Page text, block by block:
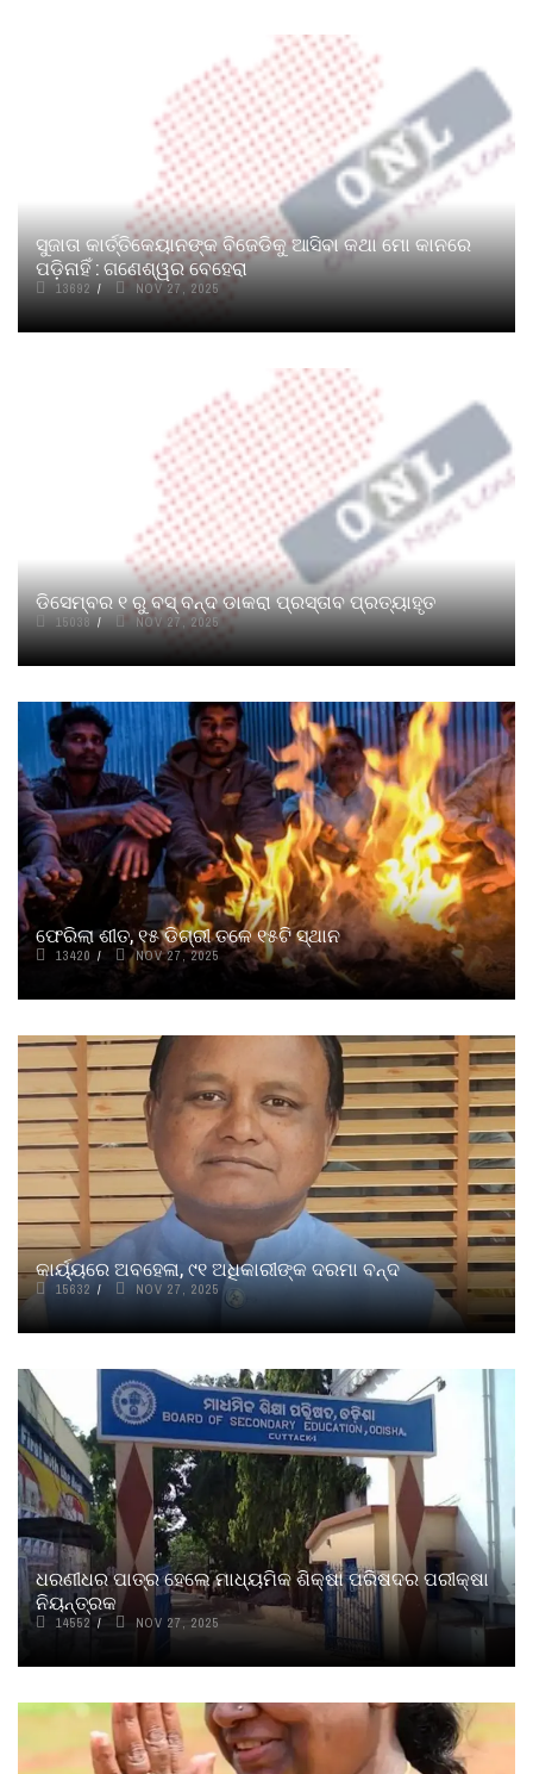
ସୁଜାତା କାର୍ତ୍ତିକେୟାନଙ୍କ ବିଜେଡିକୁ ଆସିବା କଥା ମୋ କାନରେ
ପଡ଼ିନାହିଁ : ଗଣେଶ୍ୱର ବେହେରା
13692 NOV 27, 2025
ଡିସେମ୍ବର ୧ ରୁ ବସ୍ ବନ୍ଦ ଡାକରା ପ୍ରସ୍ତାବ ପ୍ରତ୍ୟାହୃତ
15038 NOV 27, 2025
ଫେରିଲା ଶୀତ, ୧୫ ଡିଗ୍ରୀ ତଳେ ୧୫ଟି ସ୍ଥାନ
13420 NOV 27, 2025
କାର୍ୟ୍ୟରେ ଅବହେଳା, ୯୧ ଅଧିକାରୀଙ୍କ ଦରମା ବନ୍ଦ
15632 NOV 27, 2025
ଧରଣୀଧର ପାତ୍ର ହେଲେ ମାଧ୍ୟମିକ ଶିକ୍ଷା ପରିଷଦର ପରୀକ୍ଷା
ନିୟନ୍ତ୍ରକ
14552 NOV 27, 2025